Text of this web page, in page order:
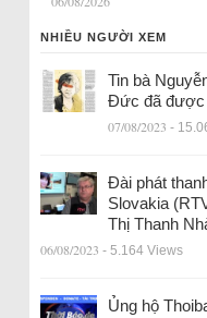
NHIỀU NGƯỜI XEM
Tin bà
Đức đã được
07/08/2023 -
Đài phát
Slovakia
Thị Thanh
06/08/2023 - 5.164 Views
Ủng hộ